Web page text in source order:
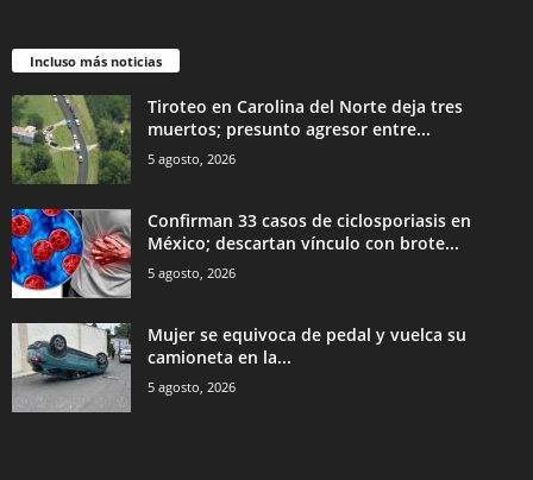
Incluso más noticias
Tiroteo en Carolina del Norte deja tres
muertos; presunto agresor entre...
5 agosto, 2026
Confirman 33 casos de ciclosporiasis en
México; descartan vínculo con brote...
5 agosto, 2026
Mujer se equivoca de pedal y vuelca su
camioneta en la...
5 agosto, 2026